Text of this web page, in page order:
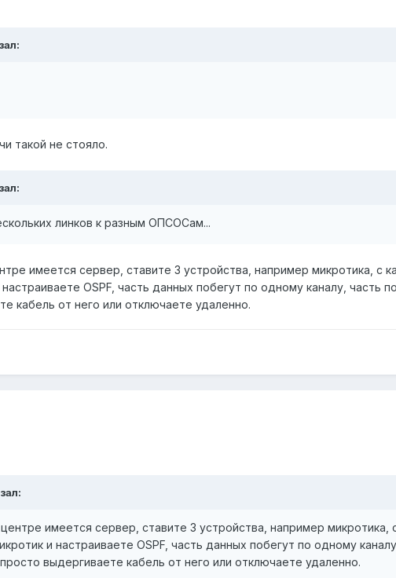
такой не стояло.
линков к разным ОПСОСам...
имеется сервер, ставите 3 устройства, например микротика, с
OSPF, часть данных побегут по одному каналу, часть
кабель от него или отключаете удаленно.
имеется сервер, ставите 3 устройства, например микротика,
и настраиваете OSPF, часть данных побегут по одному
выдергиваете кабель от него или отключаете удаленно.